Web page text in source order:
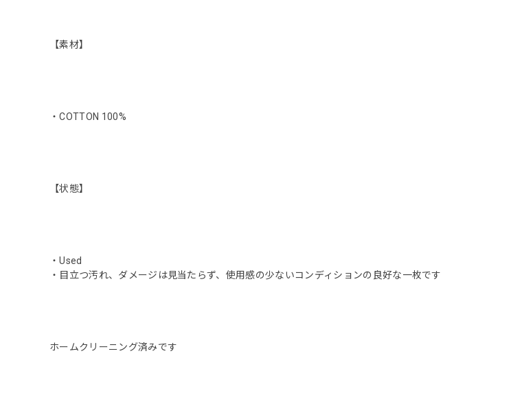
【素材】
・COTTON 100%
【状態】
・Used
・目立つ汚れ、ダメージは見当たらず、使用感の少ないコンディションの良好な一枚です
ホームクリーニング済みです